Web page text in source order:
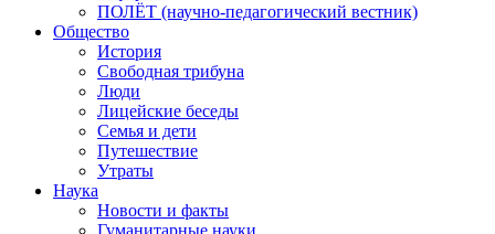
ПОЛЁТ (научно-педагогический вестник)
Общество
История
Свободная трибуна
Люди
Лицейские беседы
Семья и дети
Путешествие
Утраты
Наука
Новости и факты